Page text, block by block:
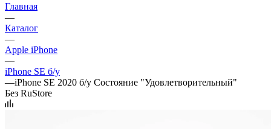
Главная
—
Каталог
—
Apple iPhone
—
iPhone SE б/у
—iPhone SE 2020 б/у Состояние "Удовлетворительный"
Без RuStore